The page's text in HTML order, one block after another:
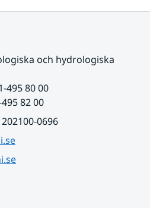
och hydrologiska
495 80 00
82 00
0696